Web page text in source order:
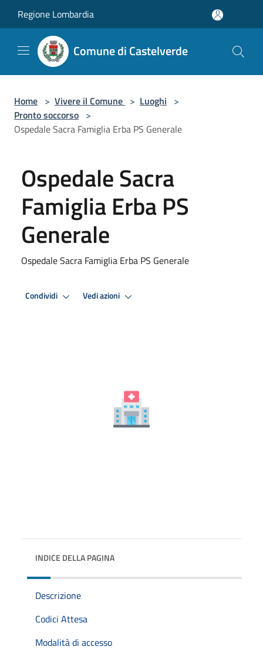
Regione Lombardia
Comune di Castelverde
Home > Vivere il Comune > Luoghi >
Pronto soccorso >
Ospedale Sacra Famiglia Erba PS Generale
Ospedale Sacra
Famiglia Erba PS
Generale
Ospedale Sacra Famiglia Erba PS Generale
Condividi Vedi azioni
INDICE DELLA PAGINA
Descrizione
Codici Attesa
Modalità di accesso